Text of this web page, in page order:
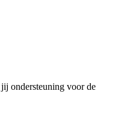
ondersteuning voor de